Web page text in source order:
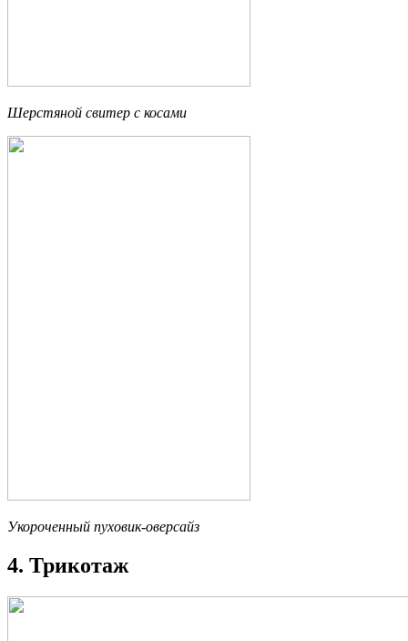
Шерстяной свитер с косами
Укороченный пуховик-оверсайз
4. Трикотаж